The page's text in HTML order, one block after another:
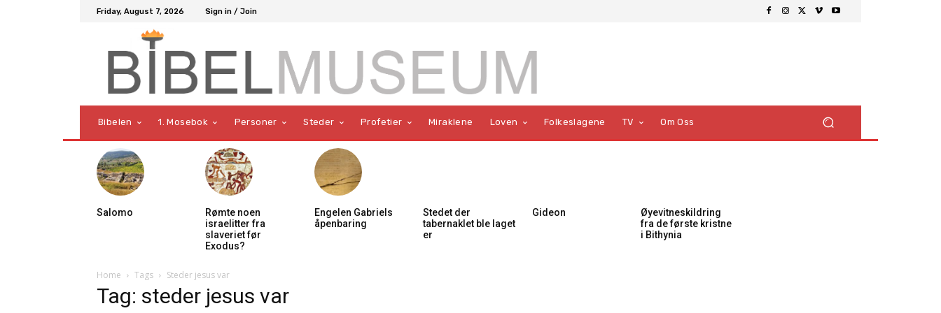
Friday, August 7, 2026 Sign in / Join
Bibelen 1. Mosebok Personer Steder Profetier Miraklene Loven Folkeslagene TV Om Oss
Salomo
Rømte noen
israelitter fra
slaveriet før
Exodus?
Engelen Gabriels
åpenbaring
Stedet der
tabernaklet ble laget
er
Gideon
Øyevitneskildring
fra de første kristne
i Bithynia
Home Tags Steder jesus var
Tag: steder jesus var